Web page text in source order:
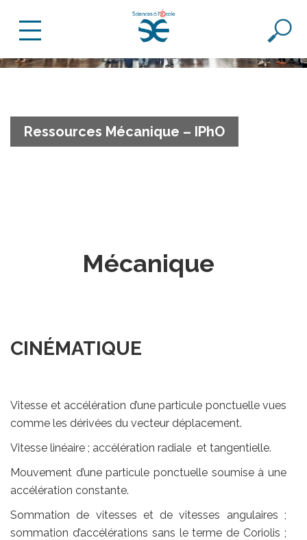
Ressources Mécanique – IPhO
Mécanique
CINÉMATIQUE
Vitesse et accélération d’une particule ponctuelle vues
comme les dérivées du vecteur déplacement.
Vitesse linéaire ; accélération radiale et tangentielle.
Mouvement d’une particule ponctuelle soumise à une
accélération constante.
Sommation de vitesses et de vitesses angulaires ;
sommation d’accélérations sans le terme de Coriolis ;